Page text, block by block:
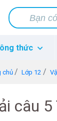
thức
chủ Lớp 12
câu